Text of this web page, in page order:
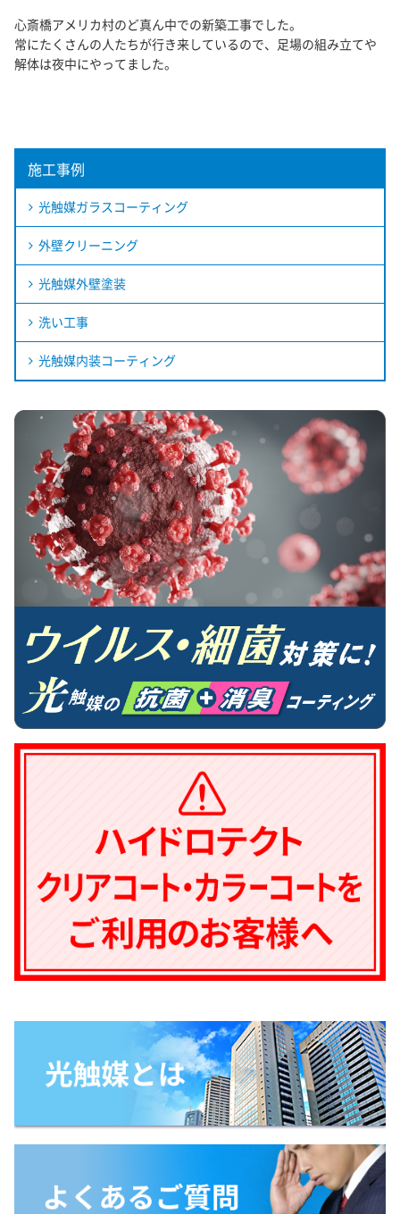
心斎橋アメリカ村のど真ん中での新築工事でした。
常にたくさんの人たちが行き来しているので、足場の組み立てや
解体は夜中にやってました。
施工事例
光触媒ガラスコーティング
外壁クリーニング
光触媒外壁塗装
洗い工事
光触媒内装コーティング